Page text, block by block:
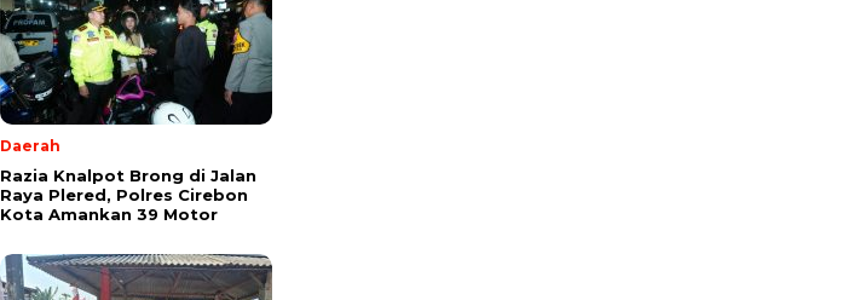
Daerah
Razia Knalpot Brong di Jalan
Raya Plered, Polres Cirebon
Kota Amankan 39 Motor